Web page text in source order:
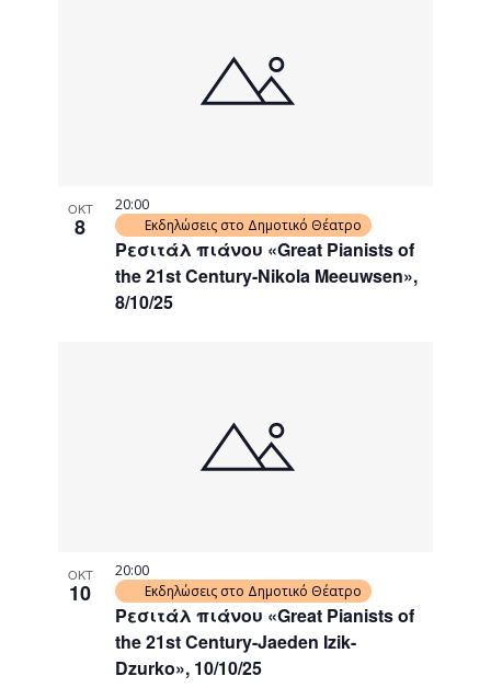
ΟΚΤ
8
Ρεσιτάλ πιάνου «Great Pianists of
the 21st Century-Nikola Meeuwsen»,
8/10/25
20:00
Εκδηλώσεις στο Δημοτικό Θέατρο
ΟΚΤ
10
Ρεσιτάλ πιάνου «Great Pianists of
the 21st Century-Jaeden Izik-
Dzurko», 10/10/25
20:00
Εκδηλώσεις στο Δημοτικό Θέατρο